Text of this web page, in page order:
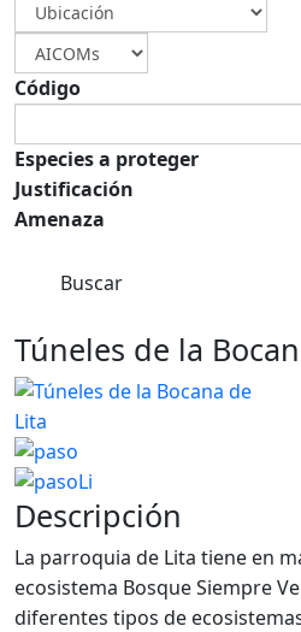
Código
Especies a proteger
Justificación
Amenaza
Buscar
Túneles de la
Descripción
La parroquia de Lita tiene en
ecosistema Bosque Siempre
diferentes tipos de